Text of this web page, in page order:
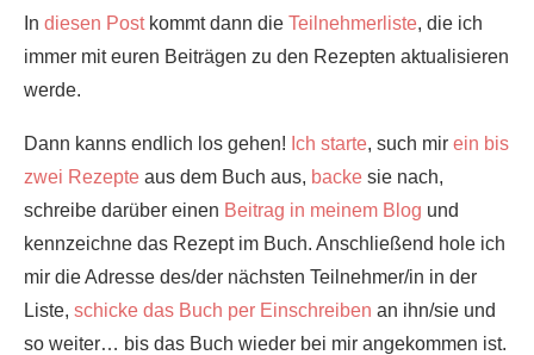
In diesen Postkommt dann die Teilnehmerliste, die ich
immer mit euren Beiträgen zu den Rezepten aktualisieren
werde.
Dann kanns endlich los gehen! Ich starte, such mir ein bis
zwei Rezepte aus dem Buch aus, backe sie nach,
schreibe darüber einen Beitrag in meinem Blog und
kennzeichne das Rezept im Buch. Anschließend hole ich
mir die Adresse des/der nächsten Teilnehmer/in in der
Liste, schicke das Buch per Einschreiben an ihn/sie und
so weiter… bis das Buch wieder bei mir angekommen ist.